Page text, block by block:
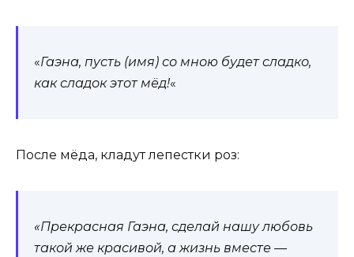
«Гаэна, пусть (имя) со мною будет сладко,
как сладок этот мёд!«
После мёда, кладут лепестки роз:
«Прекрасная Гаэна, сделай нашу любовь
такой же красивой, а жизнь вместе —